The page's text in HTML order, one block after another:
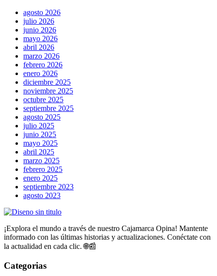
agosto 2026
julio 2026
junio 2026
mayo 2026
abril 2026
marzo 2026
febrero 2026
enero 2026
diciembre 2025
noviembre 2025
octubre 2025
septiembre 2025
agosto 2025
julio 2025
junio 2025
mayo 2025
abril 2025
marzo 2025
febrero 2025
enero 2025
septiembre 2023
agosto 2023
¡Explora el mundo a través de nuestro Cajamarca Opina! Mantente
informado con las últimas historias y actualizaciones. Conéctate con
la actualidad en cada clic. 🌐📰
Categorias